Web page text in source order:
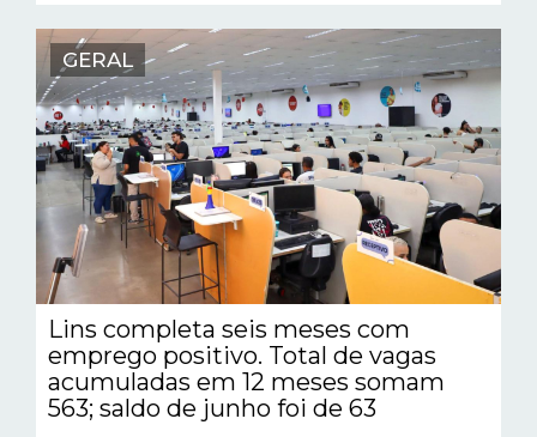
GERAL
Lins completa seis meses com
emprego positivo. Total de vagas
acumuladas em 12 meses somam
563; saldo de junho foi de 63